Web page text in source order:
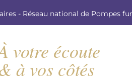
- Réseau national de Pompes
votre écoute
à vos côtés